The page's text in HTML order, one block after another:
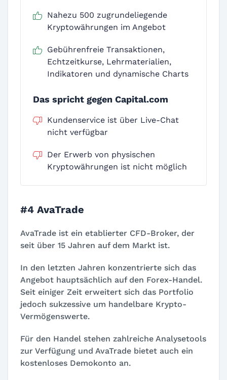
Nahezu 500 zugrundeliegende
Kryptowährungen im Angebot
Gebührenfreie Transaktionen,
Echtzeitkurse, Lehrmaterialien,
Indikatoren und dynamische Charts
Das spricht gegen Capital.com
Kundenservice ist über Live-Chat
nicht verfügbar
Der Erwerb von physischen
Kryptowährungen ist nicht möglich
#4 AvaTrade
AvaTrade ist ein etablierter CFD-Broker, der
seit über 15 Jahren auf dem Markt ist.
In den letzten Jahren konzentrierte sich das
Angebot hauptsächlich auf den Forex-Handel.
Seit einiger Zeit erweitert sich das Portfolio
jedoch sukzessive um handelbare Krypto-
Vermögenswerte.
Für den Handel stehen zahlreiche Analysetools
zur Verfügung und AvaTrade bietet auch ein
kostenloses Demokonto an.